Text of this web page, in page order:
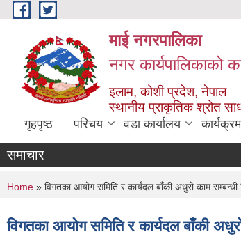
Skip to main content
माई नगरपालिका
नगर कार्यपालिकाको
इलाम, कोशी प्रदेश, नेपाल
स्थानीय प्राकृतिक श्रोत
गृहपृष्ठ परिचय वडा कार्यालय
समाचार
You are here
Home » विगतका आयोग समिति र कार्यदल बाँकी अधुरो काम
विगतका आयोग समिति र कार्यदल बाँकी